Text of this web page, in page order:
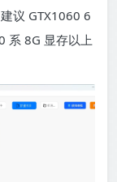
议 GTX1060 6
系 8G 显存以上